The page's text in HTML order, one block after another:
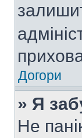
Догори
» Я
Не